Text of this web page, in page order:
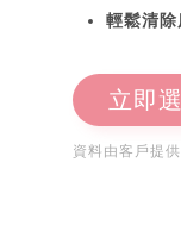
輕鬆清
立即
資料由客戶提供